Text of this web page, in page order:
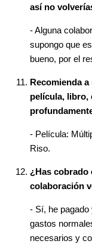
así no
- Alguna
supongo que
bueno, por el
Recomienda
película, libro,
- Película:
Riso.
¿Has cobrado
colaboración
- Sí, he pagado
gastos
necesarios y